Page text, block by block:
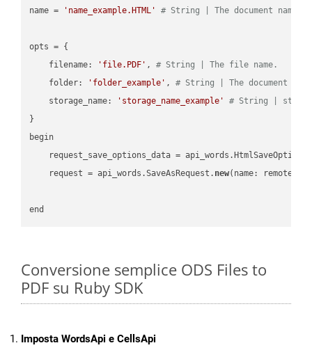
name =
'name_example.HTML' # String | The document name.
opts = {
    filename:
'file.PDF' , # String | The file name.
    folder:
'folder_example' , # String | The document
    storage_name:
'storage_name_example'
# String |
}
begin
request_save_options_data =
    request = api_words.SaveAsRequest.
new(name:
Conversione semplice ODS Files to
PDF su Ruby SDK
Imposta WordsApi e CellsApi